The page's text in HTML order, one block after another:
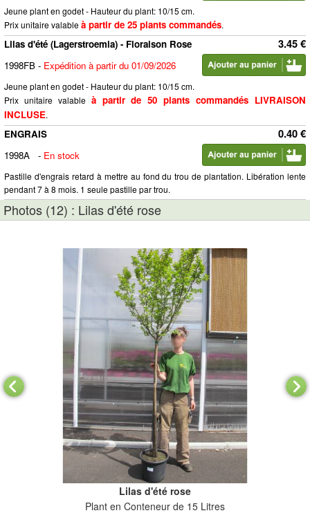
Jeune plant en godet - Hauteur du plant: 10/15 cm.
Prix unitaire valableà partir de 25 plants commandés.
3.45 €
Lilas d'été (Lagerstroemia) - Floraison Rose
1998FB - Expédition à partir du 01/09/2026
Jeune plant en godet - Hauteur du plant: 10/15 cm.
Prix unitaire valable à partir de 50 plants commandés LIVRAISON
INCLUSE.
0.40 €
ENGRAIS
1998A
- En stock
Pastille d'engrais retard à mettre au fond du trou de plantation. Libération lente
pendant 7 à 8 mois. 1 seule pastille par trou.
Photos (12) : Lilas d'été rose
Lilas d'été rose
Plant en Conteneur de 15 Litres